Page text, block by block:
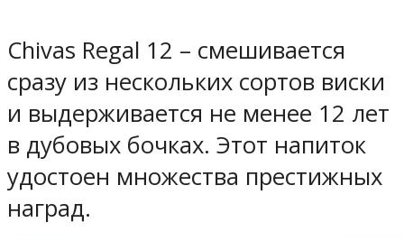
Chivas Regal 12 – смешивается
сразу из нескольких сортов виски
и выдерживается не менее 12 лет
в дубовых бочках. Этот напиток
удостоен множества престижных
наград.